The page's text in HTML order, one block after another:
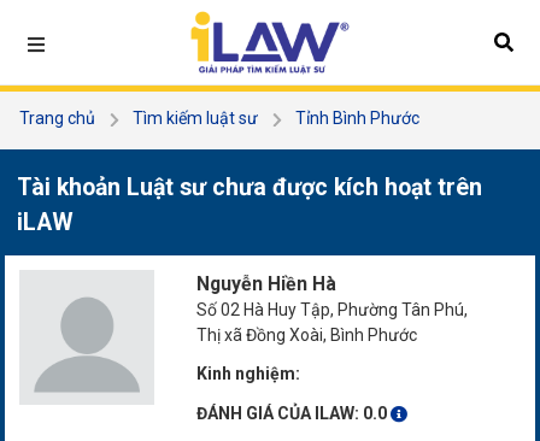
Trang chủ Tìm kiếm luật sư
Tỉnh Bình Phước
Tài khoản Luật sư chưa được kích hoạt trên
iLAW
Nguyễn Hiền Hà
Số 02 Hà Huy Tập, Phường Tân Phú,
Thị xã Đồng Xoài, Bình Phước
Kinh nghiệm:
ĐÁNH GIÁ CỦA ILAW: 0.0